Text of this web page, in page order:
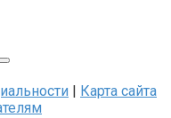
| Карта сайта